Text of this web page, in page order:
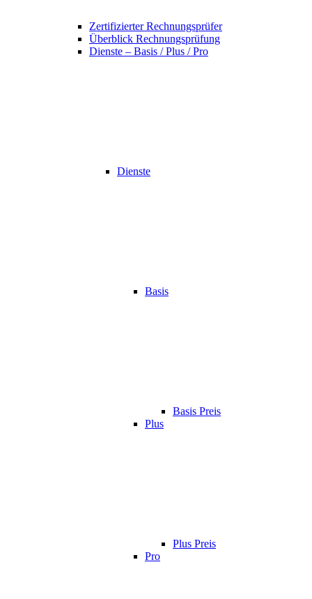
Zertifizierter Rechnungsprüfer
Überblick Rechnungsprüfung
Dienste – Basis / Plus / Pro
Dienste
Basis
Basis Preis
Plus
Plus Preis
Pro